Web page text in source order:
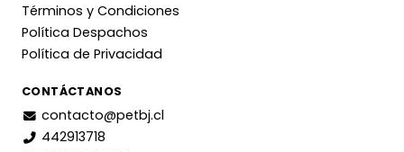
Términos y Condiciones
Política Despachos
Política de Privacidad
CONTÁCTANOS
contacto@petbj.cl
442913718